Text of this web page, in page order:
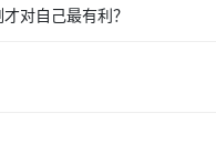
对自己最有利？